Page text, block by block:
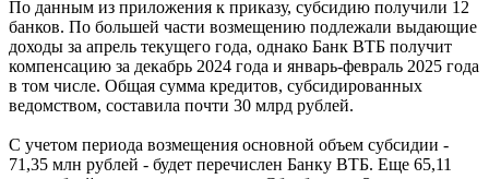
По данным из приложения к приказу, субсидию получили 12
банков. По большей части возмещению подлежали выдающие
доходы за апрель текущего года, однако Банк ВТБ получит
компенсацию за декабрь 2024 года и январь-февраль 2025 года
в том числе. Общая сумма кредитов, субсидированных
ведомством, составила почти 30 млрд рублей.
С учетом периода возмещения основной объем субсидии -
71,35 млн рублей - будет перечислен Банку ВТБ. Еще 65,11